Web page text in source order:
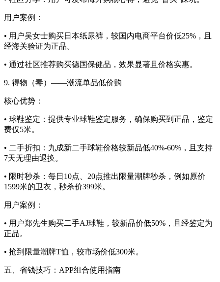
用户案例：
• 用户吴女士购买日本纸尿裤，较国内电商平台价低25%，且
经海关验证为正品。
• 通过社区推荐购买德国保健品，效果显著且价格实惠。
9. 得物（毒）——潮流单品低价购
核心优势：
• 球鞋鉴定：提供专业球鞋鉴定服务，确保购买到正品，鉴定
费仅5米。
• 二手折扣：九成新二手球鞋价格较新品低40%-60%，且支持
7天无理由退换。
• 限时秒杀：每日10点、20点推出限量潮牌秒杀，例如原价
1599米的卫衣，秒杀价399米。
用户案例：
• 用户郑先生购买二手AJ球鞋，较新品价低50%，且经鉴定为
正品。
• 抢到限量潮牌T恤，较市场价低300米。
五、省钱技巧：APP组合使用指南